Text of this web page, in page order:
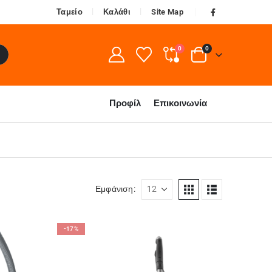
Ταμείο Καλάθι Site Map
0 0
Προφίλ Επικοινωνία
Εμφάνιση:
-17%